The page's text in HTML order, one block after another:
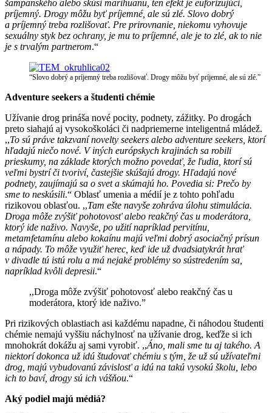
šampanského alebo skúsi marihuanu, ten efekt je euforizujúci,
príjemný. Drogy môžu byť príjemné, ale sú zlé. Slovo dobrý
a príjemný treba rozlišovať. Pre prirovnanie, niekomu vyhovuje
sexuálny styk bez ochrany, je mu to príjemné, ale je to zlé, ak to nie
je s trvalým partnerom.“
“Slovo dobrý a príjemný treba rozlišovať. Drogy môžu byť príjemné, ale sú zlé.”
Adventure seekers a študenti chémie
Užívanie drog prináša nové pocity, podnety, zážitky. Po drogách
preto siahajú aj vysokoškoláci či nadpriemerne inteligentná mládež.
,,To sú práve takzvaní novelty seekers alebo adventure seekers, ktorí
hľadajú niečo nové. V iných európskych krajinách sa robili
prieskumy, na základe ktorých možno povedať, že ľudia, ktorí sú
veľmi bystrí či tvoriví, častejšie skúšajú drogy. Hľadajú nové
podnety, zaujímajú sa o svet a skúmajú ho. Povedia si: Prečo by
sme to neskúsili.“ Oblasť umenia a médií je z tohto pohľadu
rizikovou oblasťou. ,,Tam ešte navyše zohráva úlohu stimulácia.
Droga môže zvýšiť pohotovosť alebo reakčný čas u moderátora,
ktorý ide naživo. Navyše, po užití napríklad pervitínu,
metamfetamínu alebo kokaínu majú veľmi dobrý asociačný prísun
a nápady. To môže využiť herec, keď ide už dvadsiatykrát hrať
v divadle tú istú rolu a má nejaké problémy so sústredením sa,
napríklad kvôli depresii.“
,,Droga môže zvýšiť pohotovosť alebo reakčný čas u
moderátora, ktorý ide naživo.”
Pri rizikových oblastiach asi každému napadne, či náhodou študenti
chémie nemajú vyššiu náchylnosť na užívanie drog, keďže si ich
mnohokrát dokážu aj sami vyrobiť. ,,Áno, mali sme tu aj takého. A
niektorí dokonca už idú študovať chémiu s tým, že už sú užívateľmi
drog, majú vybudovanú závislosť a idú na takú vysokú školu, lebo
ich to baví, drogy sú ich vášňou.“
Aký podiel majú médiá?